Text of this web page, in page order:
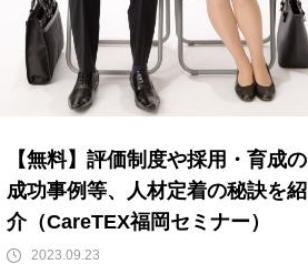
【無料】評価制度や採用・育成の
成功事例等、人材定着の秘訣を紹
介（CareTEX福岡セミナー）
2023.09.23